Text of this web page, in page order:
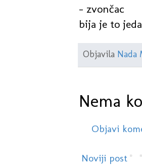
- zvončac
bija je to
Objavila Nada
Nema
Objavi
Noviji post